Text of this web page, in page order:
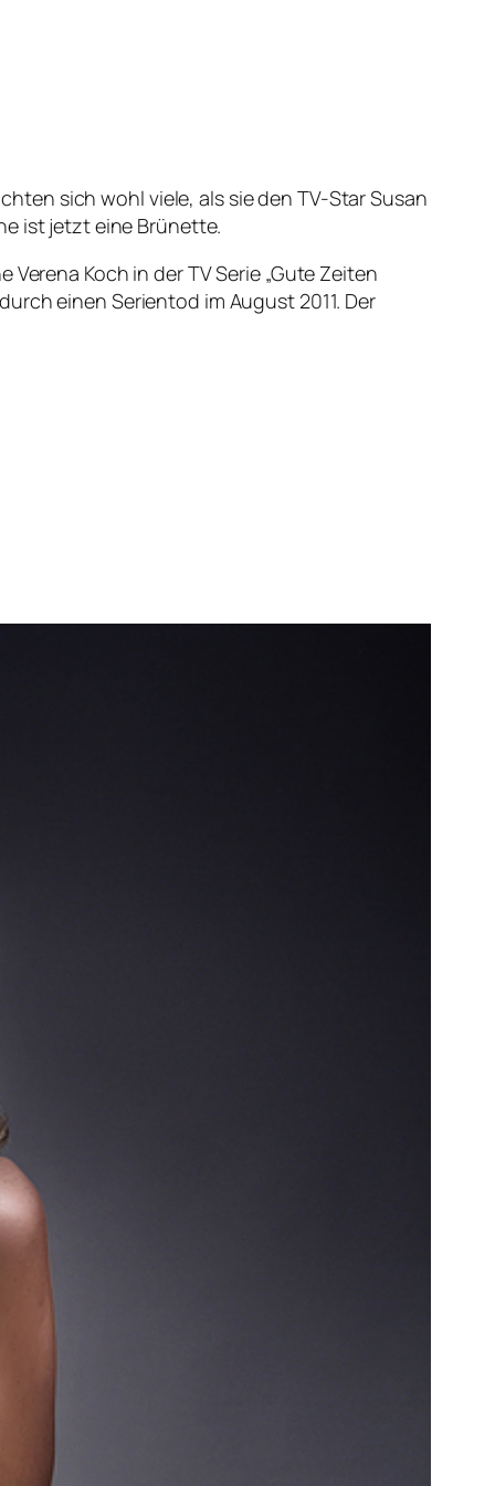
sich wohl viele, als sie den TV-Star Susan
ist jetzt eine Brünette.
Koch in der TV Serie „Gute Zeiten
einen Serientod im August 2011. Der